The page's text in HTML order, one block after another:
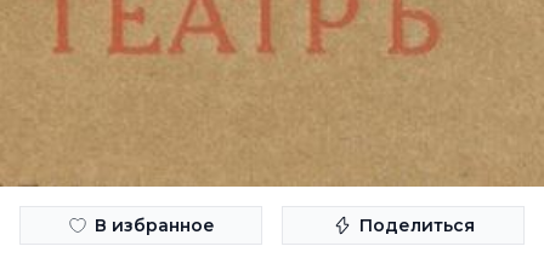
В избранное Поделиться